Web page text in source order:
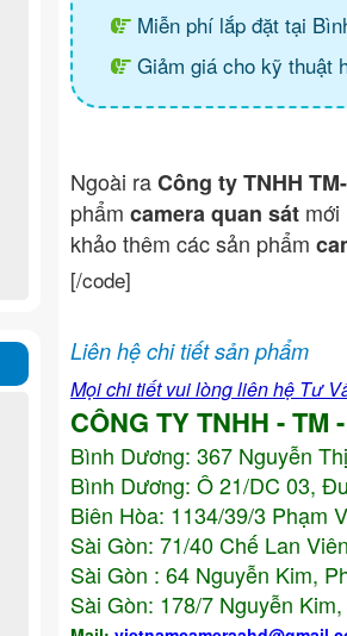
Miễn phí lắp đặt tại
Giảm giá cho kỹ thuật
Ngoài raCông ty TNHH
phẩm camera quan sát mới
khảo thêm các sản phẩm
[/code]
Liên hệ chi tiết sản phẩm
Mọi chi tiết vui lòng liên hệ Tư
CÔNG TY TNHH - TM
Bình Dương: 367 Nguyễn
Bình Dương: Ô 21/DC 03,
Biên Hòa: 1134/39/3 Phạm
Sài Gòn: 71/40 Chế Lan
Sài Gòn : 64 Nguyễn Kim,
Sài Gòn: 178/7 Nguyễn